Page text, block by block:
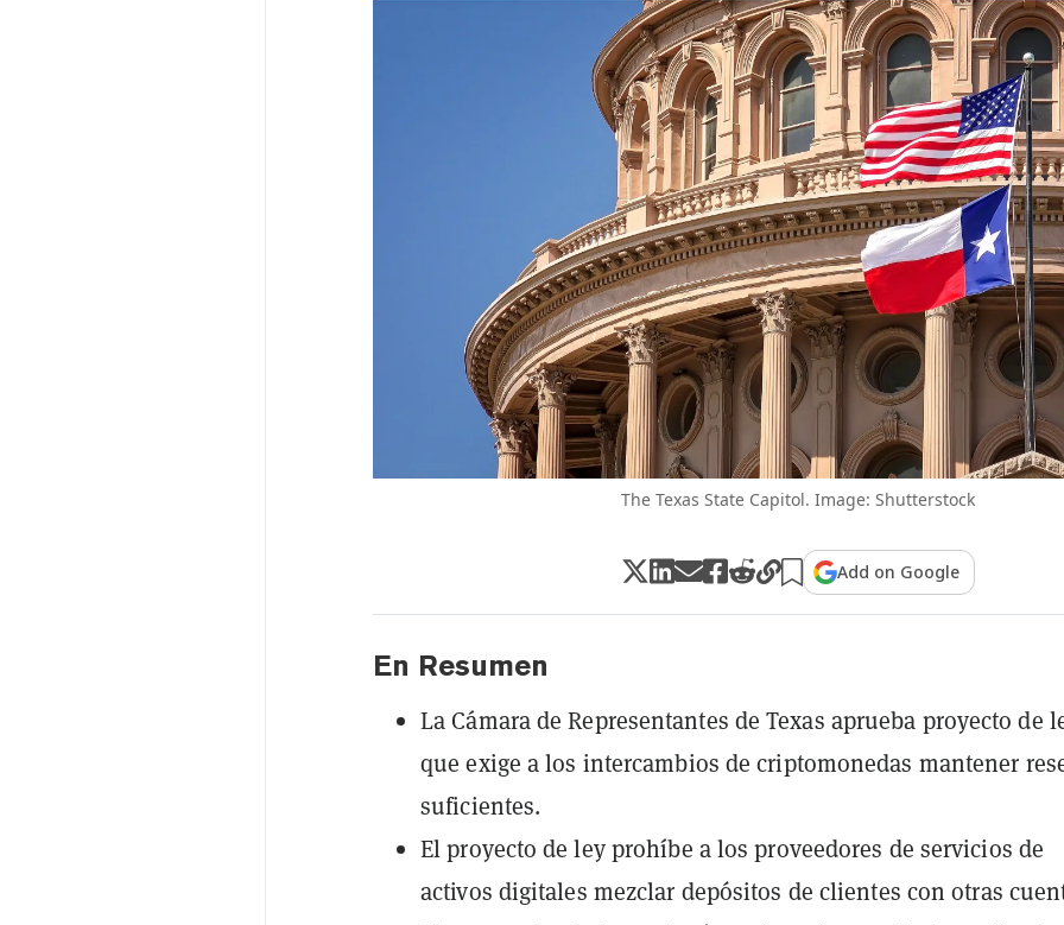
The Texas State Capitol. Image: Shutterstock
Add on Google
En Resumen
La Cámara de Representantes de Texas aprueba proyecto de
que exige a los intercambios de criptomonedas mantener
suficientes.
El proyecto de ley prohíbe a los proveedores de servicios de
activos digitales mezclar depósitos de clientes con otras